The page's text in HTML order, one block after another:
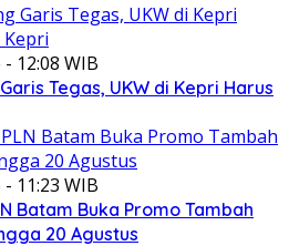
12:08 WIB
Tegas, UKW di Kepri Harus
11:23 WIB
Batam Buka Promo Tambah
20 Agustus